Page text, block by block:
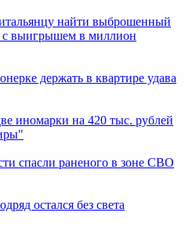
найти выброшенный
с выигрышем в миллион
держать в квартире удава
иномарки на 420 тыс. рублей
спасли раненого в зоне СВО
остался без света